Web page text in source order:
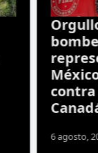
6 agosto,